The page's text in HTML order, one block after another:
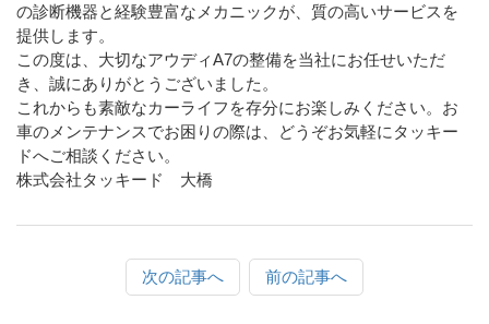
の診断機器と経験豊富なメカニックが、質の高いサービスを
提供します。
この度は、大切なアウディA7の整備を当社にお任せいただ
き、誠にありがとうございました。
これからも素敵なカーライフを存分にお楽しみください。お
車のメンテナンスでお困りの際は、どうぞお気軽にタッキー
ドへご相談ください。
株式会社タッキード 大橋
次の記事へ 前の記事へ